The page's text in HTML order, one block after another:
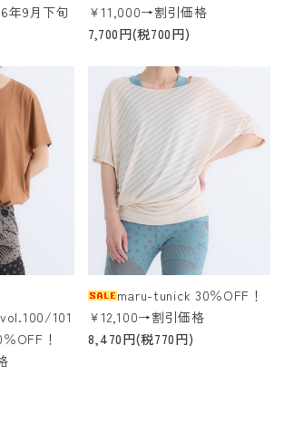
年9月下旬
￥11,000→割引価格
7,700円(税700円)
101
OFF！
maru-tunick 30％OFF！
￥12,100→割引価格
8,470円(税770円)